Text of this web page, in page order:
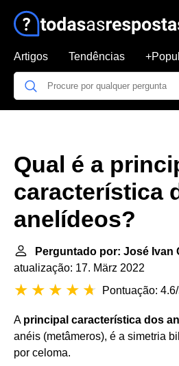
Artigos Tendências
Qual é a
característica
anelídeos?
Perguntado por: José Ivan
atualização: 17. März 2022
Pontuação:
A principal característica dos
anéis (metâmeros), é a simetria
por celoma.